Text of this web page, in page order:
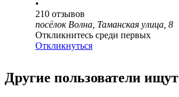
•
210 отзывов
посёлок Волна, Таманская улица, 8
Откликнитесь среди первых
Откликнуться
Другие пользователи ищут